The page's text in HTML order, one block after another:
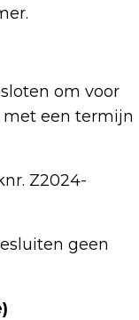
om voor
een termijn
Z2024-
geen